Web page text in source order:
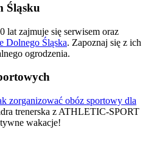
Śląsku
lat zajmuje się serwisem oraz
Dolnego Śląska. Zapoznaj się z ich
ogrodzenia.
zorganizować obóz sportowy dla
trenerska z ATHLETIC-SPORT
wakacje!